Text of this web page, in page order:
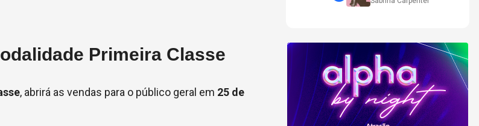
Primeira Classe
, abrirá as vendas para o público geral em 25 de